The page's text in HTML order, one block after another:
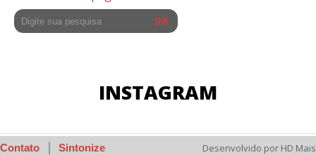
INSTAGRAM
Contato Sintonize Desenvolvido por HD Mais